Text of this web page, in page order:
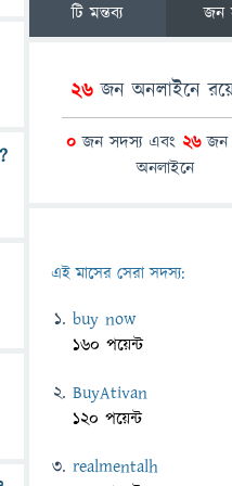
টি মন্তব্য জন
26 জন অনলাইনে
0 জন সদস্য এবং 26জন
অনলাইনে
এই মাসের সেরা সদস্য:
buy now
160 পয়েন্ট
BuyAtivan
120 পয়েন্ট
realmentalh